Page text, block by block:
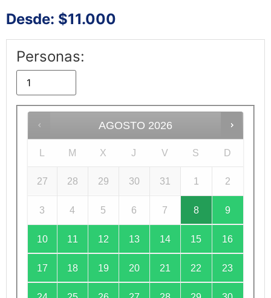
Desde: $11.000
Personas:
AGOSTO 2026
M X J V S D
27 28 29 30 31 1 2
3 4 5 6 7 8 9
10 11 12 13 14 15 16
17 18 19 20 21 22 23